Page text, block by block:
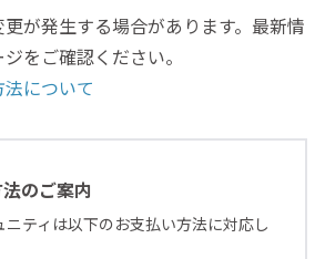
が発生する場合があります。最新情
をご確認ください。
について
のご案内
ニティは以下のお支払い方法に対応し